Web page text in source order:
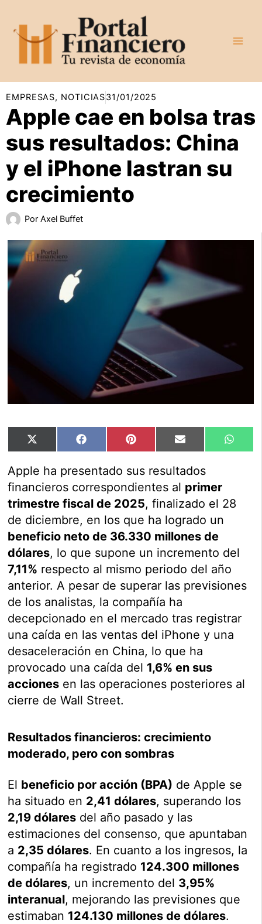
contenido
EMPRESAS, NOTICIAS31/01/2025
Apple cae en bolsa tras
sus resultados: China
y el iPhone lastran su
crecimiento
Por Axel Buffet
Compartir
en
X
(Twitter)
Compartir
en
Facebook Compartir
en
Pinterest Compartir
en
Email
en
Apple ha presentado sus resultados
financieros correspondientes al primer
trimestre fiscal de 2025, finalizado el 28
de diciembre, en los que ha logrado un
beneficio neto de 36.330 millones de
dólares, lo que supone un incremento del
7,11% respecto al mismo periodo del año
anterior. A pesar de superar las previsiones
de los analistas, la compañía ha
decepcionado en el mercado tras registrar
una caída en las ventas del iPhone y una
desaceleración en China, lo que ha
provocado una caída del 1,6% en sus
acciones en las operaciones posteriores al
cierre de Wall Street.
Resultados financieros: crecimiento
moderado, pero con sombras
El beneficio por acción (BPA) de Apple se
ha situado en 2,41 dólares, superando los
2,19 dólares del año pasado y las
estimaciones del consenso, que apuntaban
a 2,35 dólares. En cuanto a los ingresos, la
compañía ha registrado 124.300 millones
de dólares, un incremento del 3,95%
interanual, mejorando las previsiones que
estimaban 124.130 millones de dólares.